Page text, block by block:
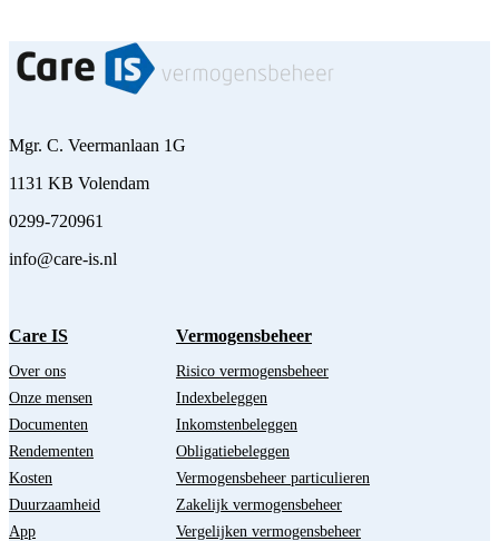
Mgr. C. Veermanlaan 1G
1131 KB Volendam
0299-720961
info@care-is.nl
Care IS
Over ons
Onze mensen
Documenten
Rendementen
Kosten
Duurzaamheid
App
Vermogensbeheer
Risico vermogensbeheer
Indexbeleggen
Inkomstenbeleggen
Obligatiebeleggen
Vermogensbeheer particulieren
Zakelijk vermogensbeheer
Vergelijken vermogensbeheer